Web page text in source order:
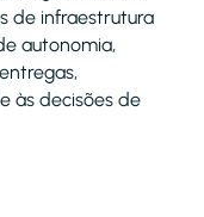
de infraestrutura
autonomia,
às decisões de